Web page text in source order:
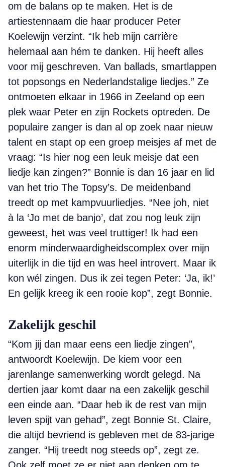
om de balans op te maken. Het is de
artiestennaam die haar producer Peter
Koelewijn verzint. “Ik heb mijn carrière
helemaal aan hém te danken. Hij heeft alles
voor mij geschreven. Van ballads, smartlappen
tot popsongs en Nederlandstalige liedjes.” Ze
ontmoeten elkaar in 1966 in Zeeland op een
plek waar Peter en zijn Rockets optreden. De
populaire zanger is dan al op zoek naar nieuw
talent en stapt op een groep meisjes af met de
vraag: “Is hier nog een leuk meisje dat een
liedje kan zingen?” Bonnie is dan 16 jaar en lid
van het trio The Topsy’s. De meidenband
treedt op met kampvuurliedjes. “Nee joh, niet
à la ‘Jo met de banjo’, dat zou nog leuk zijn
geweest, het was veel truttiger! Ik had een
enorm minderwaardigheidscomplex over mijn
uiterlijk in die tijd en was heel introvert. Maar ik
kon wél zingen. Dus ik zei tegen Peter: ‘Ja, ik!’
En gelijk kreeg ik een rooie kop”, zegt Bonnie.
Zakelijk geschil
“Kom jij dan maar eens een liedje zingen”,
antwoordt Koelewijn. De kiem voor een
jarenlange samenwerking wordt gelegd. Na
dertien jaar komt daar na een zakelijk geschil
een einde aan. “Daar heb ik de rest van mijn
leven spijt van gehad”, zegt Bonnie St. Claire,
die altijd bevriend is gebleven met de 83-jarige
zanger. “Hij treedt nog steeds op”, zegt ze.